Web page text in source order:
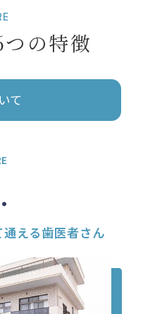
の特徴
て
える歯医者さん